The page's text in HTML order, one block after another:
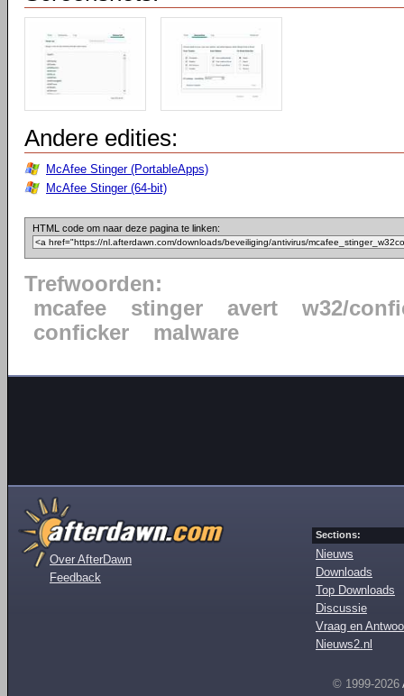
Andere edities:
McAfee Stinger (PortableApps)
McAfee Stinger (64-bit)
HTML code om naar deze pagina te linken:
Trefwoorden:
mcafee
stinger avert
w32/
conficker
malware
Over AfterDawn
Feedback
Sections:
Nieuws
Downloads
Top Downloads
Discussie
Vraag en
Nieuws2.nl
© 1999-2026